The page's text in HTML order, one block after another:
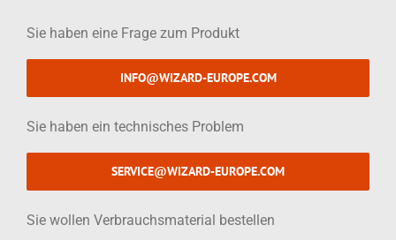
Sie haben eine Frage zum Produkt
INFO@WIZARD-EUROPE.COM
Sie haben ein technisches Problem
SERVICE@WIZARD-EUROPE.COM
Sie wollen Verbrauchsmaterial bestellen